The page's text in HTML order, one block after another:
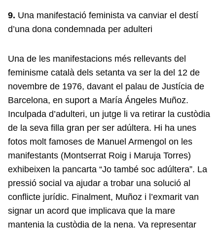
9. Una manifestació feminista va canviar el destí
d’una dona condemnada per adulteri
Una de les manifestacions més rellevants del
feminisme català dels setanta va ser la del 12 de
novembre de 1976, davant el palau de Justícia de
Barcelona, en suport a María Ángeles Muñoz.
Inculpada d’adulteri, un jutge li va retirar la custòdia
de la seva filla gran per ser adúltera. Hi ha unes
fotos molt famoses de Manuel Armengol on les
manifestants (Montserrat Roig i Maruja Torres)
exhibeixen la pancarta “Jo també soc adúltera”. La
pressió social va ajudar a trobar una solució al
conflicte jurídic. Finalment, Muñoz i l’exmarit van
signar un acord que implicava que la mare
mantenia la custòdia de la nena. Va representar